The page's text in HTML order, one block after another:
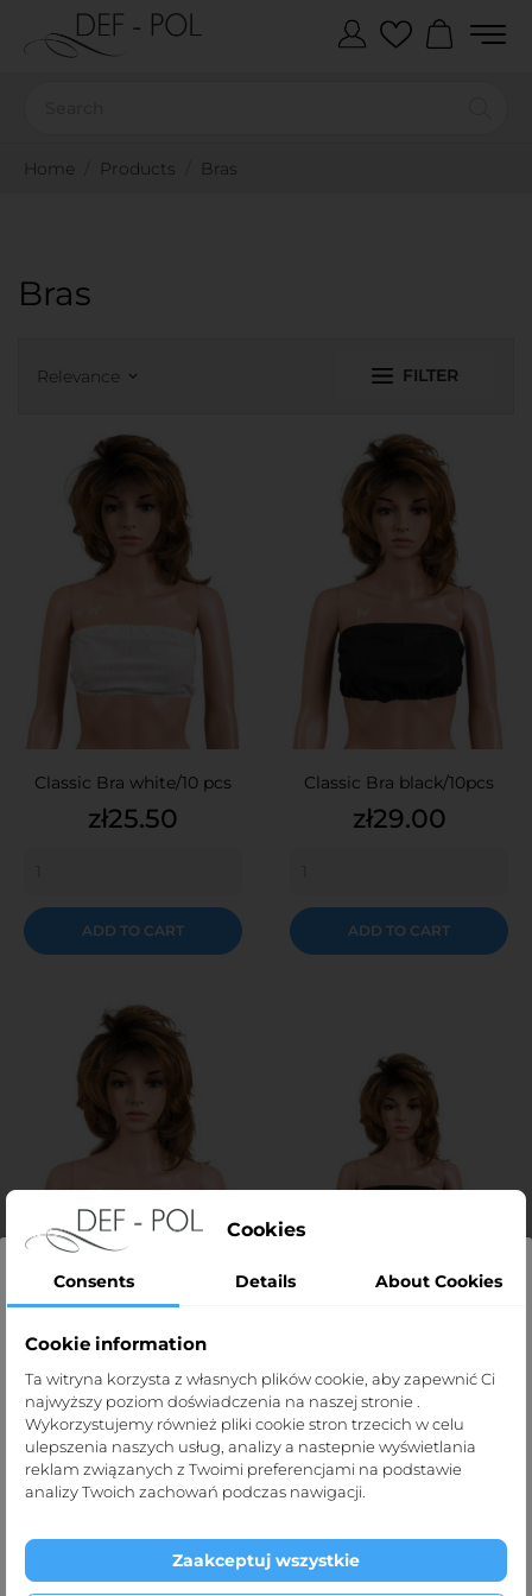
Home Products Bras
Bras
Relevance keyboard_arrow_down FILTER
Classic Bra white/10 pcs
Price
zł25.50
ADD TO CART
Classic Bra black/10pcs
Price
zł29.00
ADD TO CART
Eco bra white/10 pcs
Price
zł21.00
packed/10pcs
Price
zł30.50
Strona dla profesjonalistów
Strona def-pol.pl przeznaczona jest dla
profesjonalistów medycznych.
Klikając „Tak, potwierdzam” oświadczasz, że jesteś taką
Exit
Cookies
Consents Details About Cookies
Cookie information
Ta witryna korzysta z własnych plików cookie, aby zapewnić Ci
najwyższy poziom doświadczenia na naszej stronie .
Wykorzystujemy również pliki cookie stron trzecich w celu
ulepszenia naszych usług, analizy a nastepnie wyświetlania
reklam związanych z Twoimi preferencjami na podstawie
analizy Twoich zachowań podczas nawigacji.
Zaakceptuj wszystkie